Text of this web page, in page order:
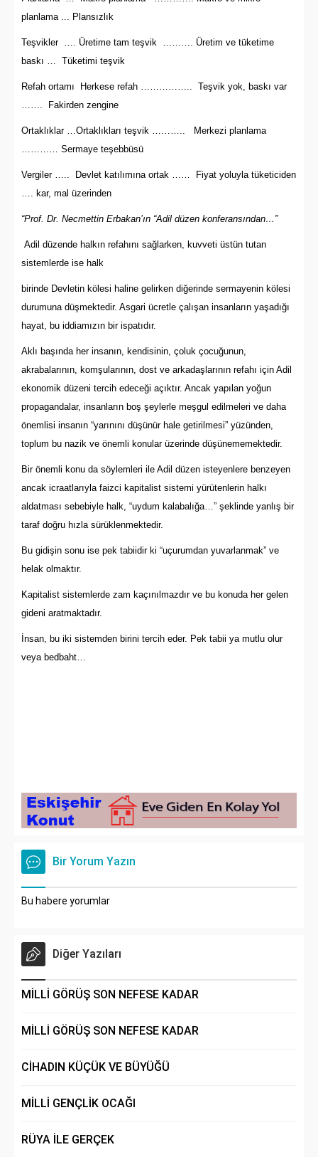
planlama ... Plansızlık
Teşvikler …. Üretime tam teşvik ………. Üretim ve tüketime
baskı … Tüketimi teşvik
Refah ortamı Herkese refah …………….. Teşvik yok, baskı var
……. Fakirden zengine
Ortaklıklar …Ortaklıkları teşvik ……….. Merkezi planlama
………… Sermaye teşebbüsü
Vergiler ….. Devlet katılımına ortak …… Fiyat yoluyla tüketiciden
…. kar, mal üzerinden
“Prof. Dr. Necmettin Erbakan’ın “Adil düzen konferansından…”
Adil düzende halkın refahını sağlarken, kuvveti üstün tutan
sistemlerde ise halk
birinde Devletin kölesi haline gelirken diğerinde sermayenin kölesi
durumuna düşmektedir. Asgari ücretle çalışan insanların yaşadığı
hayat, bu iddiamızın bir ispatıdır.
Aklı başında her insanın, kendisinin, çoluk çocuğunun,
akrabalarının, komşularının, dost ve arkadaşlarının refahı için Adil
ekonomik düzeni tercih edeceği açıktır. Ancak yapılan yoğun
propagandalar, insanların boş şeylerle meşgul edilmeleri ve daha
önemlisi insanın “yarınını düşünür hale getirilmesi” yüzünden,
toplum bu nazik ve önemli konular üzerinde düşünememektedir.
Bir önemli konu da söylemleri ile Adil düzen isteyenlere benzeyen
ancak icraatlarıyla faizci kapitalist sistemi yürütenlerin halkı
aldatması sebebiyle halk, “uydum kalabalığa…” şeklinde yanlış bir
taraf doğru hızla sürüklenmektedir.
Bu gidişin sonu ise pek tabiidir ki “uçurumdan yuvarlanmak” ve
helak olmaktır.
Kapitalist sistemlerde zam kaçınılmazdır ve bu konuda her gelen
gideni aratmaktadır.
İnsan, bu iki sistemden birini tercih eder. Pek tabii ya mutlu olur
veya bedbaht…
Bir Yorum Yazın
Bu habere yorumlar
Diğer Yazıları
MİLLİ GÖRÜŞ SON NEFESE KADAR
MİLLİ GÖRÜŞ SON NEFESE KADAR
CİHADIN KÜÇÜK VE BÜYÜĞÜ
MİLLİ GENÇLİK OCAĞI
RÜYA İLE GERÇEK